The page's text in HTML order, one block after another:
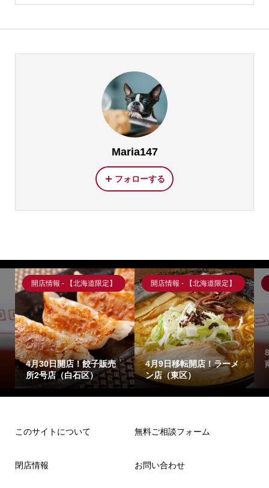
Maria147
フォローする
開店情報 - 【北海道限定】
4月30日開店！餃子販売
所2号店（白石区）
開店情報 - 【北海道限定】
4月9日移転開店！ラーメ
ン店（東区）
このサイトについて
閉店情報
無料ご相談フォーム
お問い合わせ